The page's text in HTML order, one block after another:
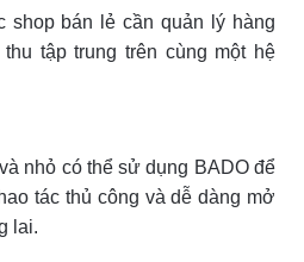
shop bán lẻ cần quản lý hàng
tập trung trên cùng một hệ
nhỏ có thể sử dụng BADO để
tác thủ công và dễ dàng mở
lai.